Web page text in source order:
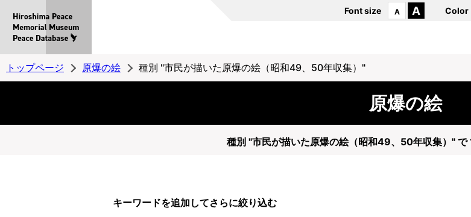
Peace
MemorialMuseum
Peace
Database
Font size A A Color
トップページ 原爆の絵 種別 "市民が描いた原爆の絵（昭和49、50年収集）"
原爆の絵
種別 "市民が描いた原爆の絵（昭和49、50年収集）" で
キーワードを追加してさらに絞り込む